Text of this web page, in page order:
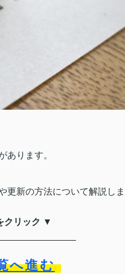
あります。
新の方法について解説しま
クリック ▼
へ進む